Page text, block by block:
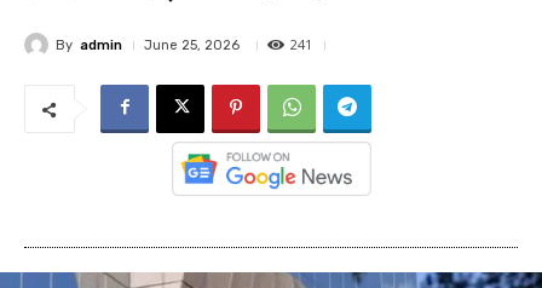
By admin June 25, 2026 241